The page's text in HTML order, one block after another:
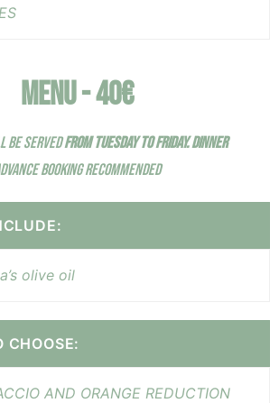
MENU - 40€
BE SERVEDFROM TUESDAY TO FRIDAY.DINNER
BOOKING RECOMMENDED
olive oil
CHOOSE:
AND ORANGE REDUCTION